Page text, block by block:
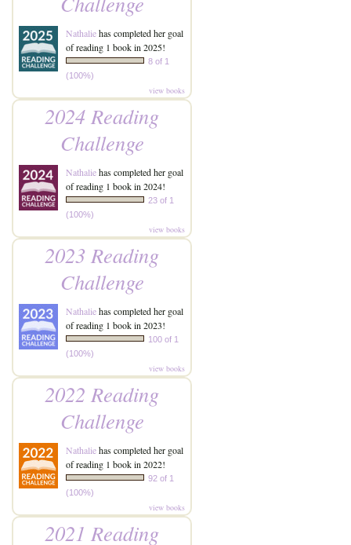
Nathaliehas completed her goal
of reading 1 book in 2025!
8 of 1
(100%)
view books
2024 Reading
Challenge
Nathaliehas completed her goal
of reading 1 book in 2024!
23 of 1
(100%)
view books
2023 Reading
Challenge
Nathaliehas completed her goal
of reading 1 book in 2023!
100 of 1
(100%)
view books
2022 Reading
Challenge
Nathaliehas completed her goal
of reading 1 book in 2022!
92 of 1
(100%)
view books
2021 Reading